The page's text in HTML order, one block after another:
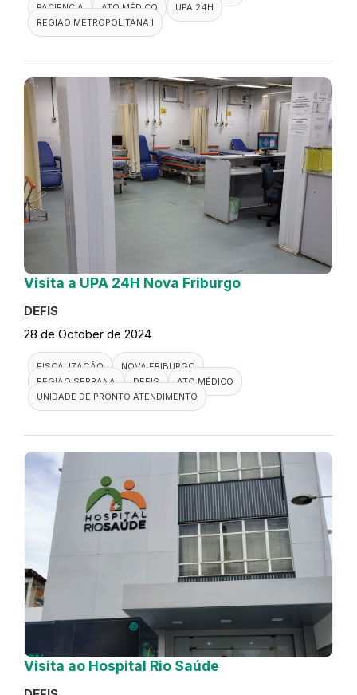
PACIENCIA
ATO MÉDICO
UPA 24H
REGIÃO METROPOLITANA I
Visita a UPA 24H Nova Friburgo
DEFIS
28 de October de 2024
FISCALIZAÇÃO
NOVA FRIBURGO
REGIÃO SERRANA
DEFIS
ATO MÉDICO
UNIDADE DE PRONTO ATENDIMENTO
Visita ao Hospital Rio Saúde